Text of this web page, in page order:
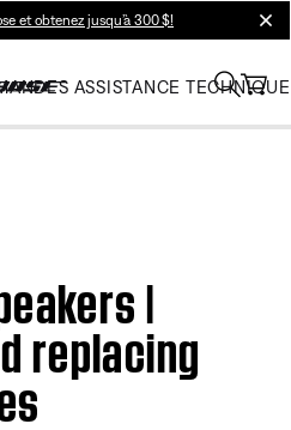
et obtenez jusqu’à 300 $!
ASSISTANCE TECHNIQUE
|
replacing